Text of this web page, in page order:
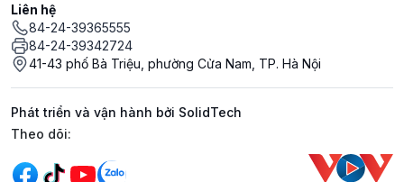
Liên hệ
84-24-39365555
84-24-39342724
41-43 phố Bà Triệu, phường Cửa Nam, TP. Hà Nội
Phát triển và vận hành bởi SolidTech
Mạng xã hội
Theo dõi: